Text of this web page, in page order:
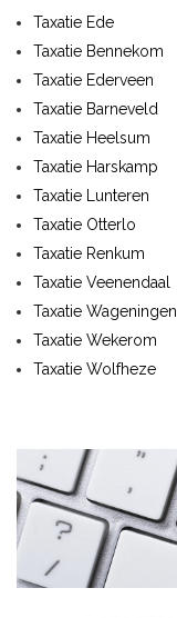
Taxatie Ede
Taxatie Bennekom
Taxatie Ederveen
Taxatie Barneveld
Taxatie Heelsum
Taxatie Harskamp
Taxatie Lunteren
Taxatie Otterlo
Taxatie Renkum
Taxatie Veenendaal
Taxatie Wageningen
Taxatie Wekerom
Taxatie Wolfheze